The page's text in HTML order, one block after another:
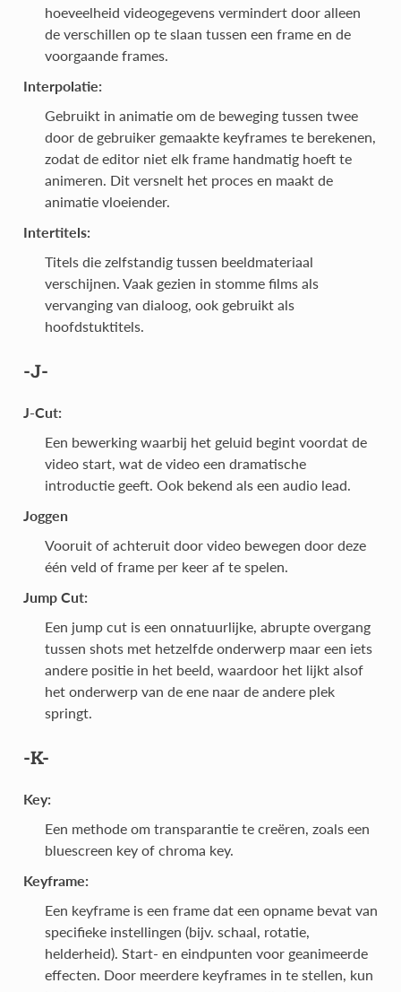
hoeveelheid videogegevens vermindert door alleen
de verschillen op te slaan tussen een frame en de
voorgaande frames.
Interpolatie:
Gebruikt in animatie om de beweging tussen twee
door de gebruiker gemaakte keyframes te berekenen,
zodat de editor niet elk frame handmatig hoeft te
animeren. Dit versnelt het proces en maakt de
animatie vloeiender.
Intertitels:
Titels die zelfstandig tussen beeldmateriaal
verschijnen. Vaak gezien in stomme films als
vervanging van dialoog, ook gebruikt als
hoofdstuktitels.
-J-
J-Cut:
Een bewerking waarbij het geluid begint voordat de
video start, wat de video een dramatische
introductie geeft. Ook bekend als een audio lead.
Joggen
Vooruit of achteruit door video bewegen door deze
één veld of frame per keer af te spelen.
Jump Cut:
Een jump cut is een onnatuurlijke, abrupte overgang
tussen shots met hetzelfde onderwerp maar een iets
andere positie in het beeld, waardoor het lijkt alsof
het onderwerp van de ene naar de andere plek
springt.
-K-
Key:
Een methode om transparantie te creëren, zoals een
bluescreen key of chroma key.
Keyframe:
Een keyframe is een frame dat een opname bevat van
specifieke instellingen (bijv. schaal, rotatie,
helderheid). Start- en eindpunten voor geanimeerde
effecten. Door meerdere keyframes in te stellen, kun